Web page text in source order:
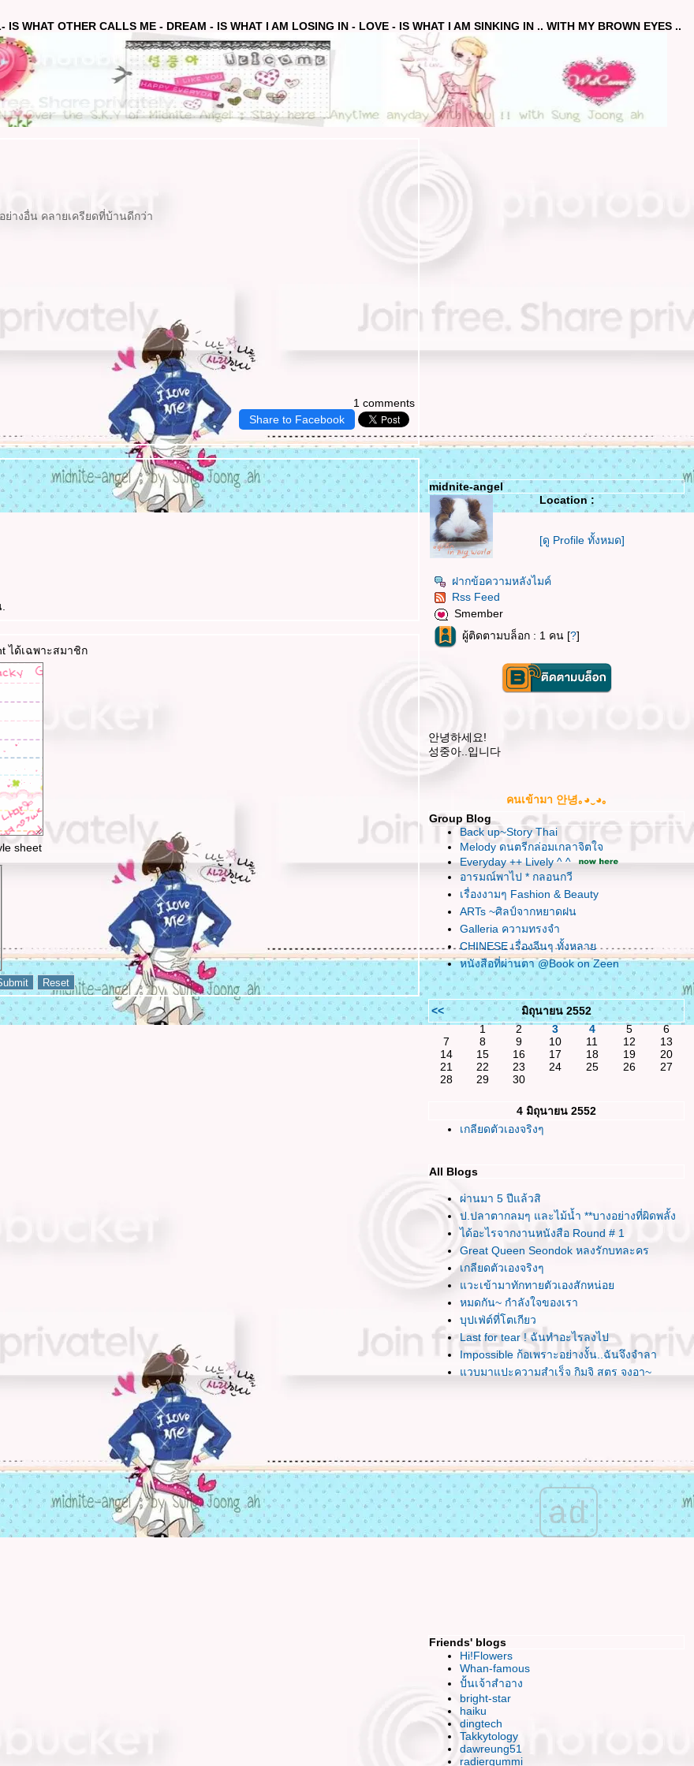
IS WHAT OTHER CALLS ME - DREAM - IS WHAT I AM LOSING IN - LOVE - IS WHAT I AM SINKING IN .. WITH MY BROWN EYES ..
ย่างอื่น คลายเครียดที่บ้านดีกว่า
1 comments
Share to Facebook
ได้เฉพาะสมาชิก
sheet
midnite-angel
Location :
[ดู Profile ทั้งหมด]
ฝากข้อความหลังไมค์
Rss Feed
Smember
ผู้ติดตามบล็อก : 1 คน [?]
안녕하세요!
성중아..입니다
คนเข้ามา 안녕｡◕‿◕｡
Group Blog
Back up~Story Thai
Melody ดนตรีกล่อมเกลาจิตใจ
Everyday ++ Lively ^ ^
อารมณ์พาไป * กลอนกวี
เรื่องงามๆ Fashion & Beauty
ARTs ~ศิลป์จากหยาดฝน
Galleria ความทรงจำ
CHINESE เรื่องจีนๆ ทั้งหลา
หนังสือที่ผ่านตา @Book on Zeen
<<
มิถุนายน 2552
1
2 3 4 5
6
7
8 9 10 11 12
13
14
15 16 17 18 19
20
21
22 23 24 25 26
27
28
29 30
4 มิถุนายน 2552
เกลียดตัวเองจริงๆ
All Blogs
ผ่านมา 5 ปีแล้วสิ
ป.ปลาตากลมๆ และไม้น้ำ **บางอย่างที่ผิดพลั้ง
ได้อะไรจากงานหนังสือ Round # 1
Great Queen Seondok หลงรักบทละคร
เกลียดตัวเองจริงๆ
วะเข้ามาทักทายตัวเองสักหน่อ
หมดกัน~ กำลังใจของเรา
บุปเฟ่ต์ที่โตเกียว
Last for tear ! ฉันทำอะไรลงไป
Impossible ก้อเพราะอย่างงั้น..ฉันจึงจำลา
วบมาแปะความสำเร็จ กิมจิ สูตร จุงอา~
เสียใจ ..ใจเสียหา
ร้อนนัก พักกินหมากม่วงกันม๊า ?
ฮปปี้ สงกรานต์ค่า
เปิดซิง..งานศิลป์แห่ง 2ทศวรรษ
กับคำพร่ำบ่น ของหัวใจที่อ่อนแอ
กรธเรื่องไร..ข้าเจ้าไม่มีคำขอโทษหรอกนะ
ไปท่าเรือกันมั๊ย~ เที่ยวแบบ Adventure
ได้เวลาเล่นตัว Val's
Just Bored โหมดเบื่อวันพรุ่งนี้
ธ่..อิก.. ต่ำลงได้อีก
ตะหลิว กระทะ กะ ไฟสีน้ำเงิน (water minosa
wiz noodle)
ad
Friends' blogs
Hi!Flowers
Whan-famous
ปั้นเจ้าสำอาง
bright-star
haiku
dingtech
Takkytology
dawreung51
radiergummi